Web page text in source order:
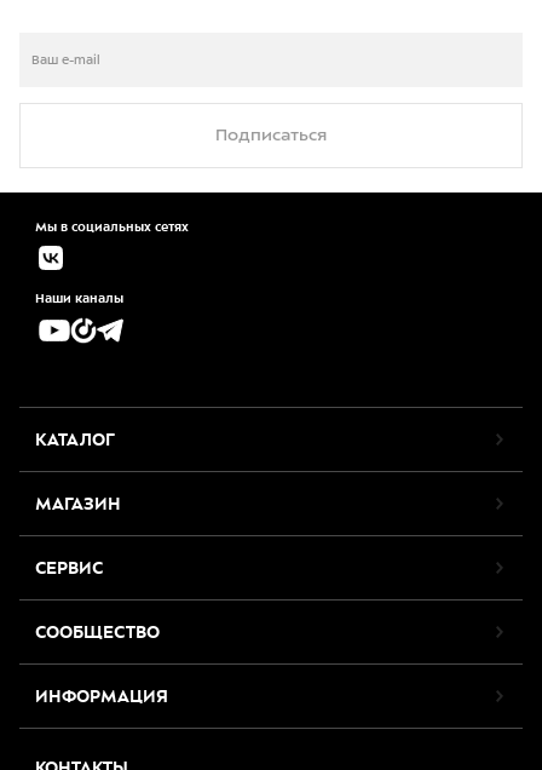
Подписаться
Мы в социальных сетях
Наши каналы
КАТАЛОГ
МАГАЗИН
СЕРВИС
СООБЩЕСТВО
ИНФОРМАЦИЯ